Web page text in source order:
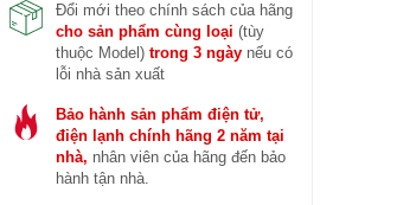
Đổi mới theo chính sách của hãng
cho sản phẩm cùng loại (tùy
thuộc Model) trong 3 ngàynếu có
lỗi nhà sản xuất
Bảo hành sản phẩm điện tử,
điện lạnh chính hãng 2 năm tại
nhà, nhân viên của hãng đến bảo
hành tận nhà.